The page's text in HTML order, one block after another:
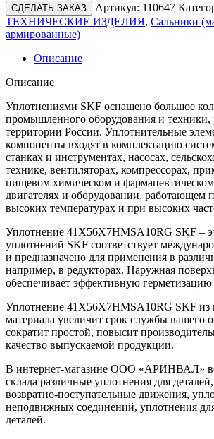
СДЕЛАТЬ ЗАКАЗ Артикул: 110647
ТЕХНИЧЕСКИЕ ИЗДЕЛИЯ, Сальники
армированные)
Описание
Описание
Уплотнениями SKF оснащено большое
промышленного оборудования и
территории России. Уплотнительные
компоненты входят в комплектацию
станках и инструментах, насосах,
технике, вентиляторах, компрессорах,
пищевом химическом и
двигателях и оборудовании, работающем
высоких температурах и при высоких
Уплотнение 41X56X7HMSA10RG SKF –
уплотнений SKF соответствует
и предназначено для применения в
например, в редукторах. Наружная
обеспечивает эффективную герметизацию
Уплотнение 41X56X7HMSA10RG SKF из
материала увеличит срок службы вашего
сократит простой, повысит
качество выпускаемой продукции.
В интернет-магазине ООО «АРИНВАЛ»
склада различные уплотнения для
возвратно-поступательные движения,
неподвижных соединений, уплотнения
деталей.